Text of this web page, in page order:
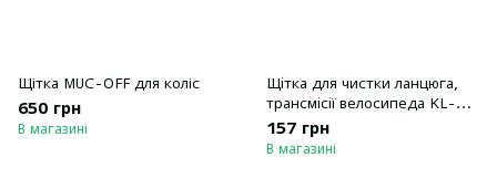
Щітка MUC-OFF для коліс
650 грн
В магазині
Щiтка для чистки ланцюга,
трансмiсiї велосипеда KL-
7006
157 грн
В магазині